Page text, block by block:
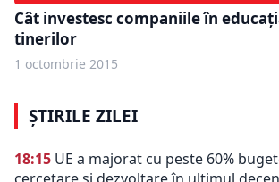
Cât investesc companiile în
tinerilor
1 octombrie 2015
ȘTIRILE ZILEI
18:15 UE a majorat cu peste 60%